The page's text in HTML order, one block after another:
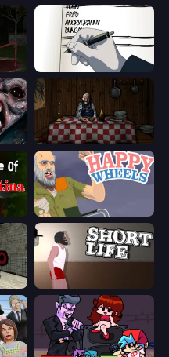
Jeff the Killer: Horrendous Smile Death Note Type
Little Cabin in the Woods
Happy Wheels
Dr. Psycho: Hospital Escape Short Life